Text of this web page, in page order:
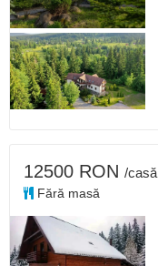
12500 RON /casă
Fără masă